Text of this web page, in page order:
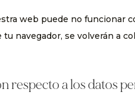
web puede no funcionar
tu navegador, se volverán a
respecto a los datos